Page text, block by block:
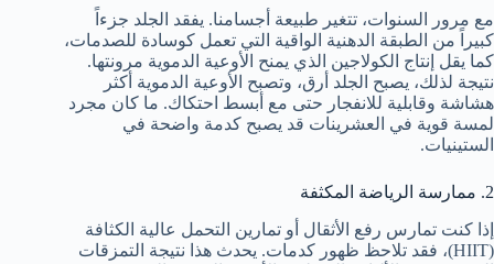
مع مرور السنوات، تتغير طبيعة أجسامنا. يفقد الجلد جزءاً
كبيراً من الطبقة الدهنية الواقية التي تعمل كوسادة للصدمات،
كما يقل إنتاج الكولاجين الذي يمنح الأوعية الدموية مرونتها.
نتيجة لذلك، يصبح الجلد أرق، وتصبح الأوعية الدموية أكثر
هشاشة وقابلية للانفجار حتى مع أبسط احتكاك. ما كان مجرد
لمسة قوية في العشرينات قد يصبح كدمة واضحة في
الستينيات.
2. ممارسة الرياضة المكثفة
إذا كنت تمارس رفع الأثقال أو تمارين التحمل عالية الكثافة
(HIIT)، فقد تلاحظ ظهور كدمات. يحدث هذا نتيجة التمزقات